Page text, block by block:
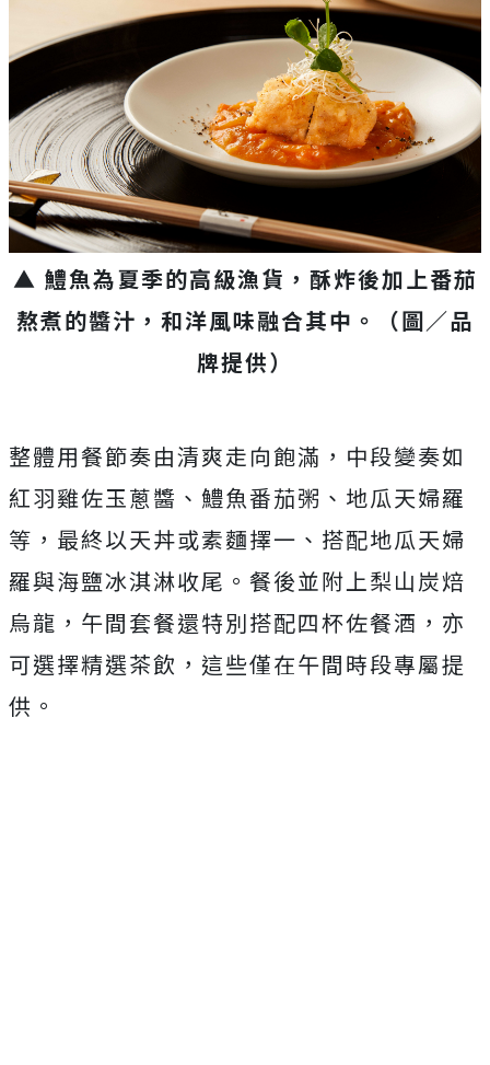
▲ 鱧魚為夏季的高級漁貨，酥炸後加上番茄
熬煮的醬汁，和洋風味融合其中。（圖／品
牌提供）
整體用餐節奏由清爽走向飽滿，中段變奏如
紅羽雞佐玉蔥醬、鱧魚番茄粥、地瓜天婦羅
等，最終以天丼或素麵擇一、搭配地瓜天婦
羅與海鹽冰淇淋收尾。餐後並附上梨山炭焙
烏龍，午間套餐還特別搭配四杯佐餐酒，亦
可選擇精選茶飲，這些僅在午間時段專屬提
供。